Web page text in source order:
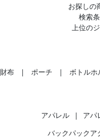
お探しの
検索
上位の
財布 ポーチ ボトルホ
アパレル | アパ
バックパックア